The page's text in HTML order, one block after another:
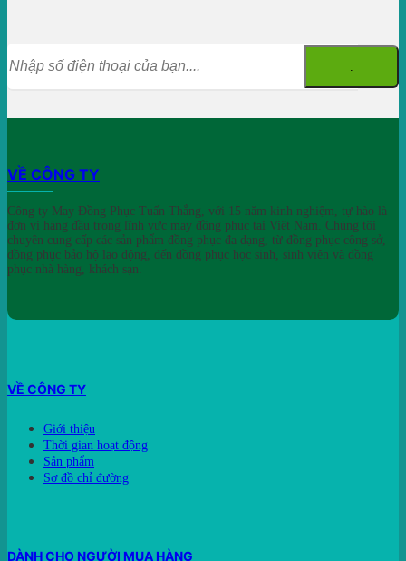
VỀ CÔNG TY
Công ty May Đồng Phục Tuấn Thắng, với 15 năm kinh nghiệm, tự hào là
đơn vị hàng đầu trong lĩnh vực may đồng phục tại Việt Nam. Chúng tôi
chuyên cung cấp các sản phẩm đồng phục đa dạng, từ đồng phục công sở,
đồng phục bảo hộ lao động, đến đồng phục học sinh, sinh viên và đồng
phục nhà hàng, khách sạn.
VỀ CÔNG TY
Giới thiệu
Thời gian hoạt động
Sản phẩm
Sơ đồ chỉ đường
DÀNH CHO NGƯỜI MUA HÀNG